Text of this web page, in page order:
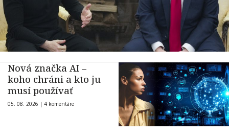
Nová značka AI –
koho chráni a kto ju
musí používať
05. 08. 2026 | 4 komentáre